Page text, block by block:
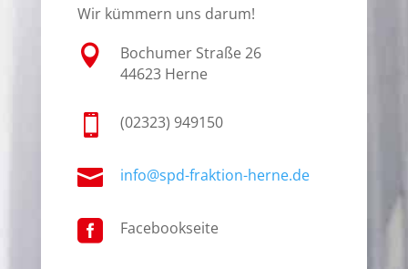
Wir kümmern uns darum!

Bochumer Straße 26
44623 Herne
 (02323) 949150
 info@spd-fraktion-herne.de
 Facebookseite